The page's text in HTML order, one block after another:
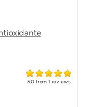
5.0 from 1 reviews